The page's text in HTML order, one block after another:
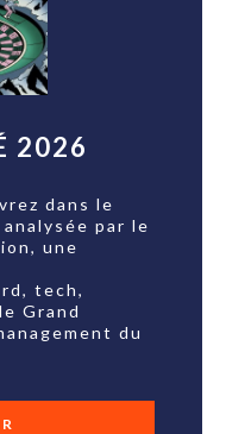
2026
dans le
par le
une
tech,
Grand
du